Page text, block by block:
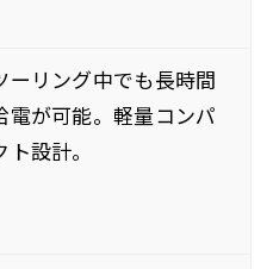
ーリング中でも長時間
電が可能。軽量コンパ
ト設計。